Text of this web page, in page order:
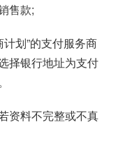
售款;
划”的支付服务商
择银行地址为支付
资料不完整或不真